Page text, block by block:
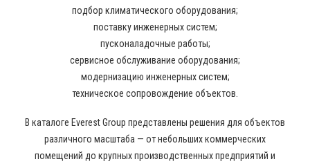
подбор климатического оборудования;
поставку инженерных систем;
пусконаладочные работы;
сервисное обслуживание оборудования;
модернизацию инженерных систем;
техническое сопровождение объектов.
В каталоге Everest Group представлены решения для объектов
различного масштаба — от небольших коммерческих
помещений до крупных производственных предприятий и